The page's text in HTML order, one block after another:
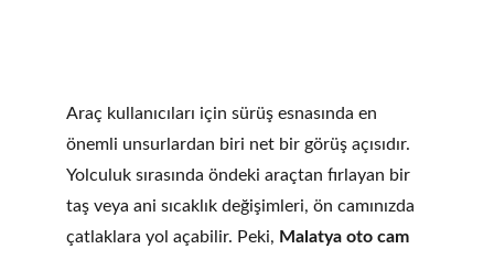
Araç kullanıcıları için sürüş esnasında en
önemli unsurlardan biri net bir görüş açısıdır.
Yolculuk sırasında öndeki araçtan fırlayan bir
taş veya ani sıcaklık değişimleri, ön camınızda
çatlaklara yol açabilir. Peki, Malatya oto cam